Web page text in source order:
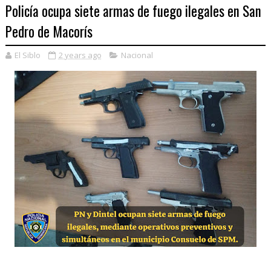
Policía ocupa siete armas de fuego ilegales en San
Pedro de Macorís
El Siblo 2 years ago Nacional